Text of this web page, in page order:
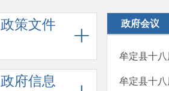
政策文件
政府信息
政府会议
牟定县十
牟定县十